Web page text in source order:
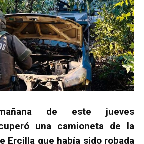
mañana de este jueves
una camioneta de la
Ercilla que había sido robada